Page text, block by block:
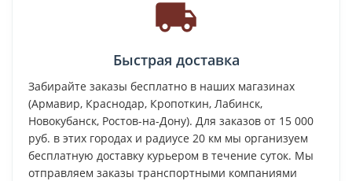
Быстрая доставка
Забирайте заказы бесплатно в наших магазинах
(Армавир, Краснодар, Кропоткин, Лабинск,
Новокубанск, Ростов-на-Дону). Для заказов от 15 000
руб. в этих городах и радиусе 20 км мы организуем
бесплатную доставку курьером в течение суток. Мы
отправляем заказы транспортными компаниями